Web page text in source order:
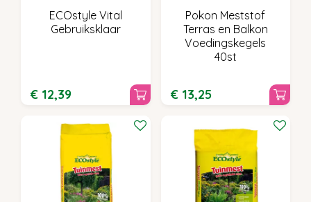
ECOstyle Vital
Gebruiksklaar
€ 12,39
Pokon Meststof
Terras en Balkon
Voedingskegels
40st
€ 13,25